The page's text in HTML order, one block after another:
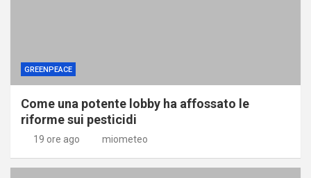
GREENPEACE
Come una potente lobby ha affossato le
riforme sui pesticidi
19 ore ago miometeo